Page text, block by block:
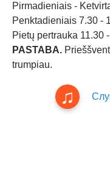
Pirmadieniais -
Penktadieniais 7.30 -
Pietų pertrauka 11.30
PASTABA.
trumpiau.